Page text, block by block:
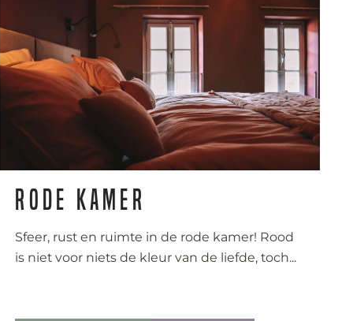
Rode kamer
Sfeer, rust en ruimte in de rode kamer! Rood
is niet voor niets de kleur van de liefde, toch...